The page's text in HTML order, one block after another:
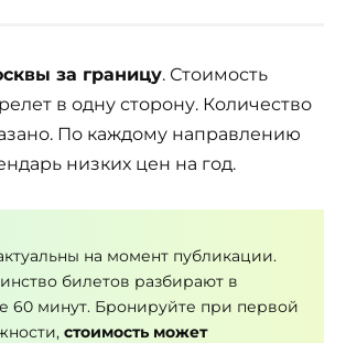
за границу. Стоимость
в одну сторону. Количество
По каждому направлению
низких цен на год.
на момент публикации.
билетов разбирают в
60 минут. Бронируйте при первой
стоимость может